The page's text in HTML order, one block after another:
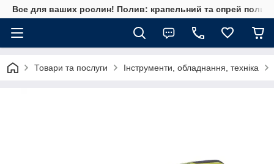
Все для ваших рослин! Полив: крапельний та спрей полив,
Товари та послуги Інструменти, обладнання, техніка